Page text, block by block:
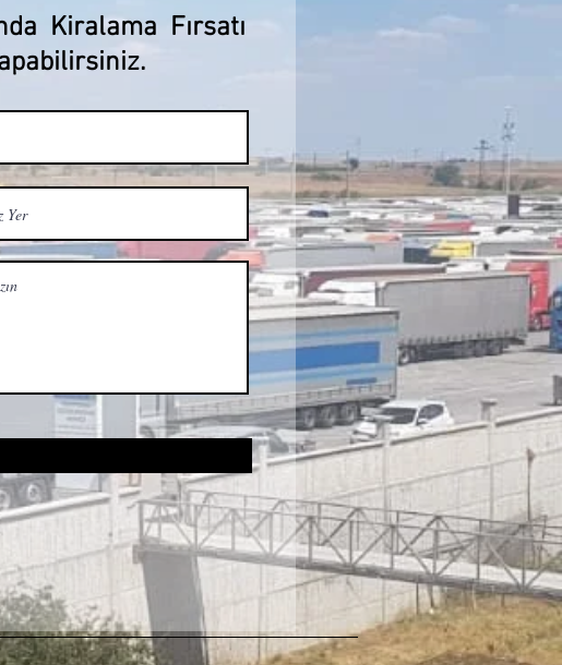
Kiralama Fırsatı